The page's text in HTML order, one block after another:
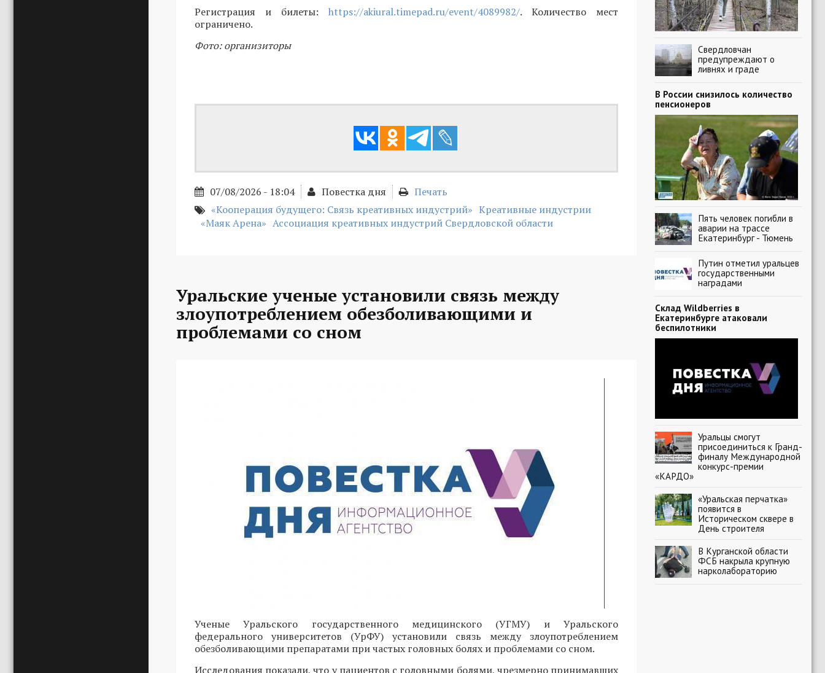
Регистрация и билеты: https://akiural.timepad.ru/event/4089982/. Количество мест
ограничено.
Фото: организиторы
07/08/2026 - 18:04 Повестка дня
Печать
«Кооперация будущего: Связь креативных индустрий» Креативные индустрии
«Маяк Арена» Ассоциация креативных индустрий Свердловской области
Уральские ученые установили связь между
злоупотреблением обезболивающими и
проблемами со сном
Ученые Уральского государственного медицинского (УГМУ) и Уральского
федерального университетов (УрФУ) установили связь между злоупотреблением
обезболивающими препаратами при частых головных болях и проблемами со сном.
Исследования показали, что у пациентов с головными болями, чрезмерно принимавших
Свердловчан
предупреждают о
ливнях и граде
В России снизилось количество
пенсионеров
Пять человек погибли в
аварии на трассе
Екатеринбург - Тюмень
Путин отметил уральцев
государственными
наградами
Склад Wildberries в
Екатеринбурге атаковали
беспилотники
Уральцы смогут
присоединиться к Гранд-
финалу Международной
конкурс-премии
«КАРДО»
«Уральская перчатка»
появится в
Историческом сквере в
День строителя
В Курганской области
ФСБ накрыла крупную
нарколабораторию